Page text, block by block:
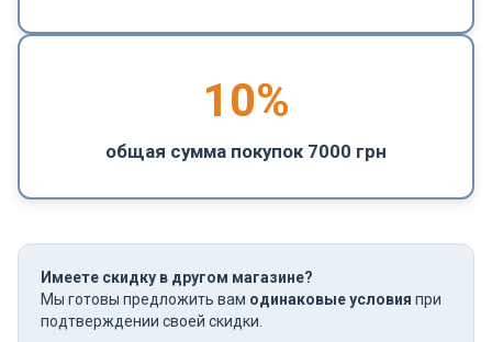
10%
общая сумма покупок 7000 грн
Имеете скидку в другом магазине?
Мы готовы предложить вам одинаковые условия при
подтверждении своей скидки.